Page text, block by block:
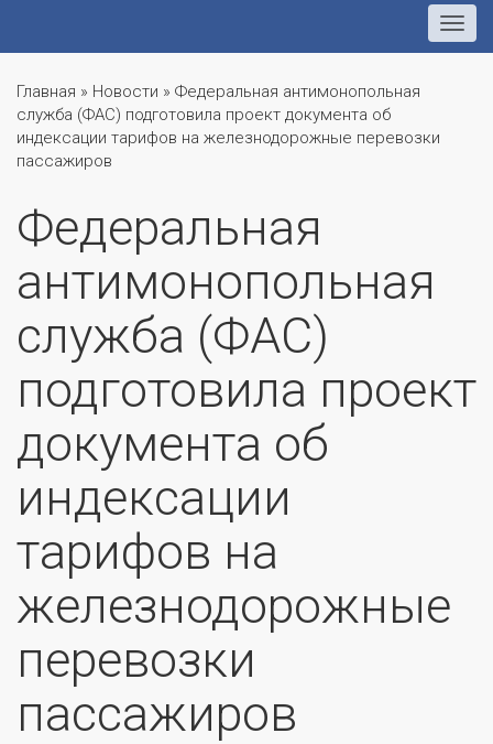
Menu
Главная » Новости » Федеральная антимонопольная
служба (ФАС) подготовила проект документа об
индексации тарифов на железнодорожные перевозки
пассажиров
Федеральная
антимонопольная
служба (ФАС)
подготовила проект
документа об
индексации
тарифов на
железнодорожные
перевозки
пассажиров